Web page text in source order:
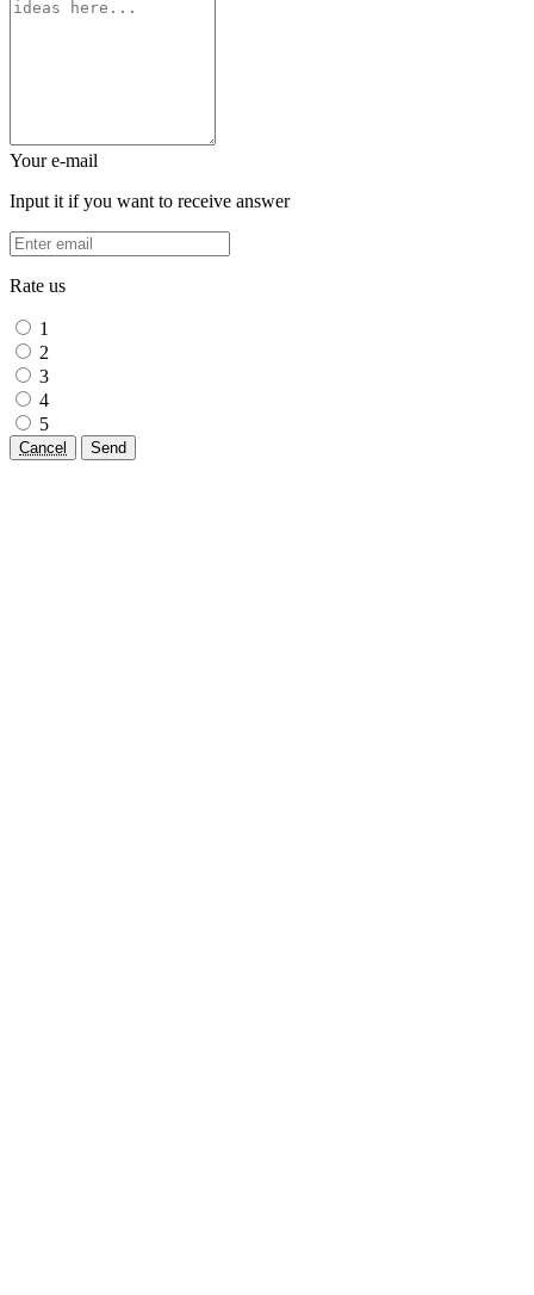
Your e-mail
Input it if you want to receive answer
Rate us
1
2
3
4
5
Cancel Send